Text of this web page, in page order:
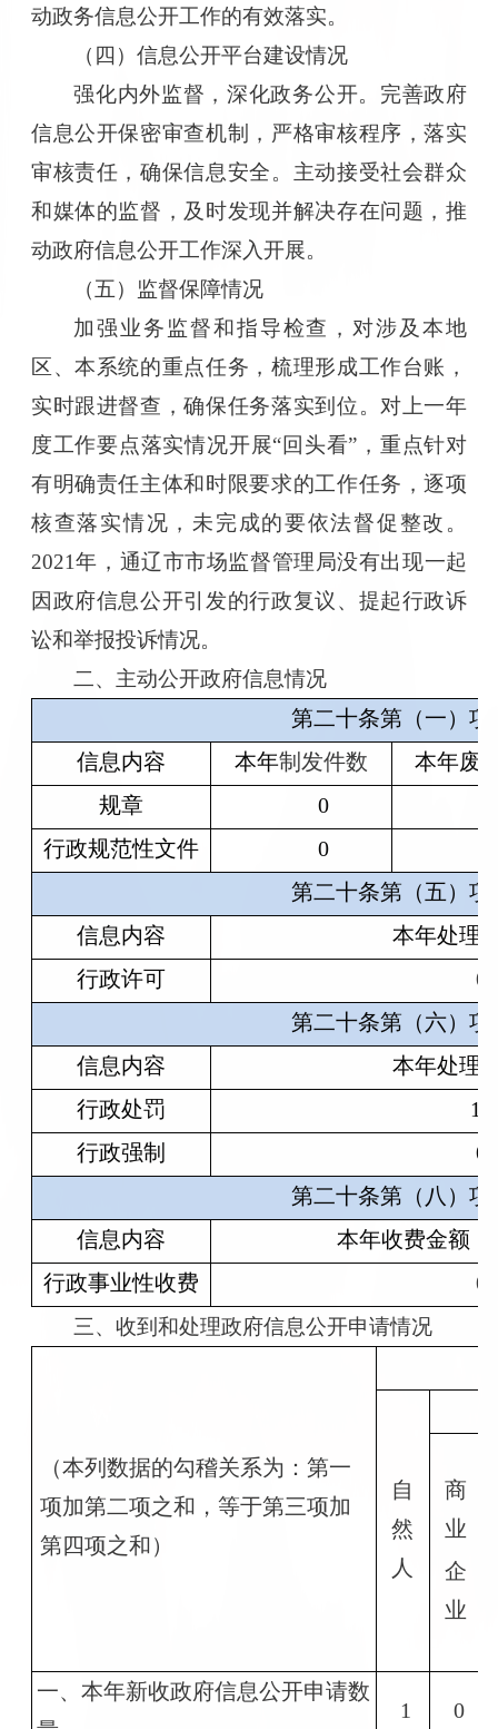
动政务信息公开工作的有效落实。
（四）信息公开平台建设情况
强化内外监督，深化政务公开。完善政府
信息公开保密审查机制，严格审核程序，落实
审核责任，确保信息安全。主动接受社会群众
和媒体的监督，及时发现并解决存在问题，推
动政府信息公开工作深入开展。
（五） 监督保障情况
加强业务监督和指导检查，对涉及本地
区、本系统的重点任务，梳理形成工作台账，
实时跟进督查，确保任务落实到位。对上一年
度工作要点落实情况开展“回头看”，重点针对
有明确责任主体和时限要求的工作任务，逐项
核查落实情况，未完成的要依法督促整改。
2021年，通辽市市场监督管理局没有出现一起
因政府信息公开引发的行政复议、提起行政诉
讼和举报投诉情况。
二、主动公开政府信息情况
第二十条第（一）项
信息内容
本年制发件数
本年废
规章
0
行政规范性文件
0
第二十条第（五）项
信息内容
本年处理
行政许可
0
第二十条第（六）项
信息内容
本年处理
行政处罚
16
行政强制
0
第二十条第（八）项
信息内容
本年收费金额
行政事业性收费
0
三、收到和处理政府信息公开申请情况
（本列数据的勾稽关系为：第一
项加第二项之和，等于第三项加
第四项之和）
自
然
人
商
业
企
业
一、本年新收政府信息公开申请数
1 0